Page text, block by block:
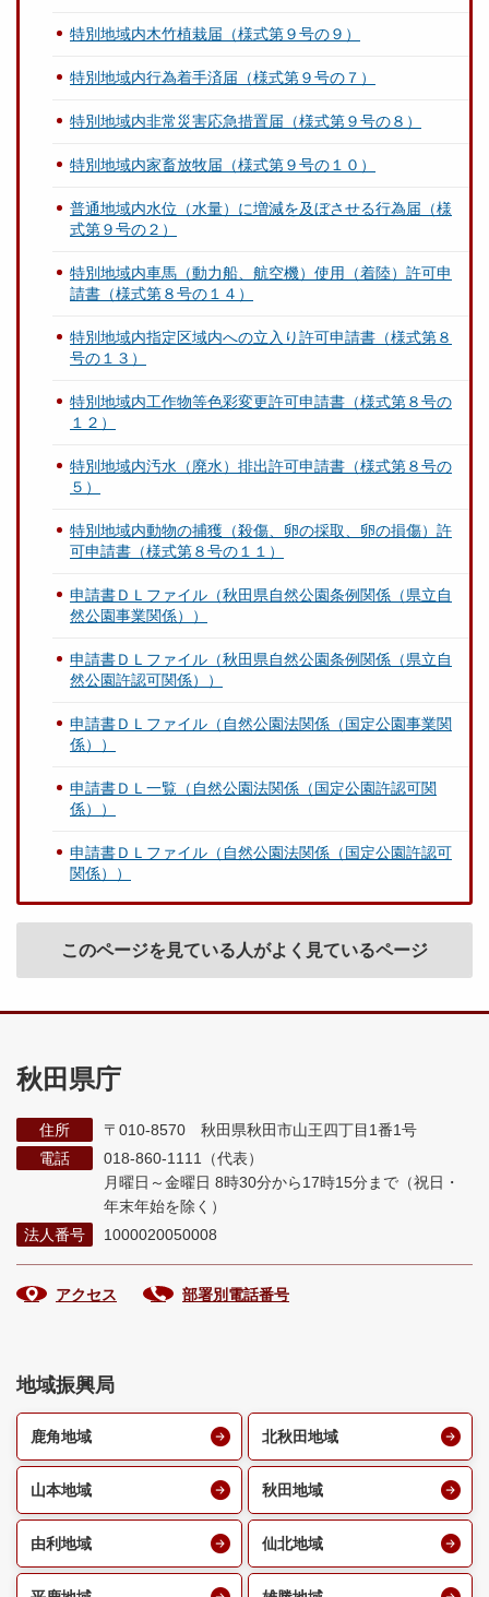
特別地域内木竹植栽届（様式第９号の９）
特別地域内行為着手済届（様式第９号の７）
特別地域内非常災害応急措置届（様式第９号の８）
特別地域内家畜放牧届（様式第９号の１０）
普通地域内水位（水量）に増減を及ぼさせる行為届（様
式第９号の２）
特別地域内車馬（動力船、航空機）使用（着陸）許可申
請書（様式第８号の１４）
特別地域内指定区域内への立入り許可申請書（様式第８
号の１３）
特別地域内工作物等色彩変更許可申請書（様式第８号の
１２）
特別地域内汚水（廃水）排出許可申請書（様式第８号の
５）
特別地域内動物の捕獲（殺傷、卵の採取、卵の損傷）許
可申請書（様式第８号の１１）
申請書ＤＬファイル（秋田県自然公園条例関係（県立自
然公園事業関係））
申請書ＤＬファイル（秋田県自然公園条例関係（県立自
然公園許認可関係））
申請書ＤＬファイル（自然公園法関係（国定公園事業関
係））
申請書ＤＬ一覧（自然公園法関係（国定公園許認可関
係））
申請書ＤＬファイル（自然公園法関係（国定公園許認可
関係））
このページを見ている人がよく見ているページ
秋田県庁
住所
〒010-8570 秋田県秋田市山王四丁目1番1号
電話
018-860-1111（代表）
月曜日～金曜日 8時30分から17時15分まで （祝日・
年末年始を除く）
法人番号
1000020050008
アクセス 部署別電話番号
地域振興局
鹿角地域 北秋田地域
山本地域 秋田地域
由利地域 仙北地域